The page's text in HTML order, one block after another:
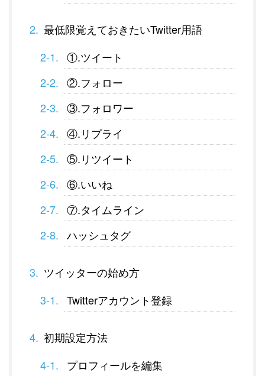
最低限覚えておきたいTwitter用語
①.ツイート
②.フォロー
③.フォロワー
④.リプライ
⑤.リツイート
⑥.いいね
⑦.タイムライン
ハッシュタグ
ツイッターの始め方
Twitterアカウント登録
初期設定方法
プロフィールを編集